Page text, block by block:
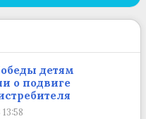
детям
о подвиге
13:58